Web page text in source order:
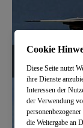
Cookie
Diese Seite nutzt
ihre Dienste
Interessen der
der Verwendung
die Weitergabe an